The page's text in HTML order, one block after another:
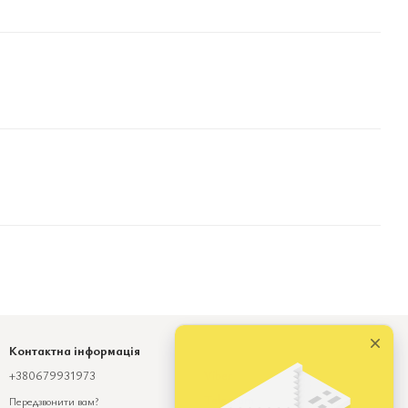
Контактна інформація
+380679931973
Передзвонити вам?
Telegram